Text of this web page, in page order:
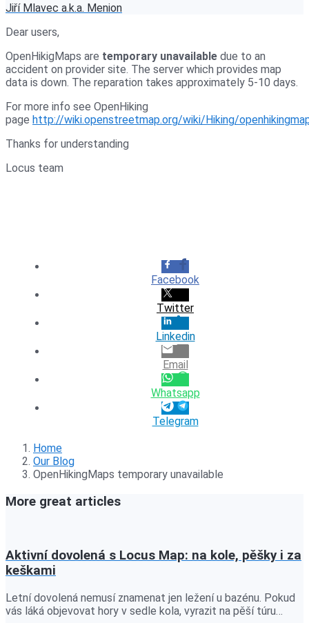
Jiří Mlavec a.k.a. Menion
Dear users,
OpenHikigMaps are temporary unavailable due to an
accident on provider site. The server which provides map
data is down. The reparation takes approximately 5-10 days.
For more info see OpenHiking
page http://wiki.openstreetmap.org/wiki/Hiking/
Thanks for understanding
Locus team
Facebook
Twitter
Linkedin
Email
Whatsapp
Telegram
Home
Our Blog
OpenHikingMaps temporary unavailable
More great articles
Aktivní dovolená s Locus Map: na kole, pěšky i za
keškami
Letní dovolená nemusí znamenat jen ležení u bazénu. Pokud
vás láká objevovat hory v sedle kola, vyrazit na pěší túru…